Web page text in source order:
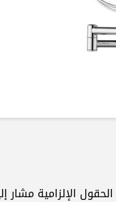
الحقول الإلزامية مشار